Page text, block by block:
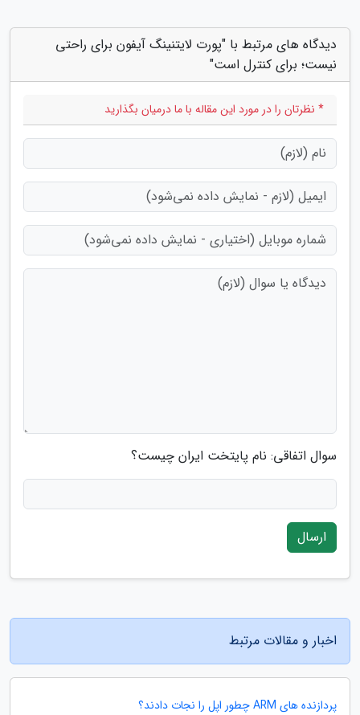
دیدگاه های مرتبط با "پورت لایتنینگ آیفون برای راحتی
نیست؛ برای کنترل است"
* نظرتان را در مورد این مقاله با ما درمیان بگذارید
سوال اتفاقی: نام پایتخت ایران چیست؟
ارسال
اخبار و مقالات مرتبط
پردازنده های ARM چطور اپل را نجات دادند؟